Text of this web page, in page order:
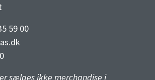
59 00
sælges ikke merchandise i